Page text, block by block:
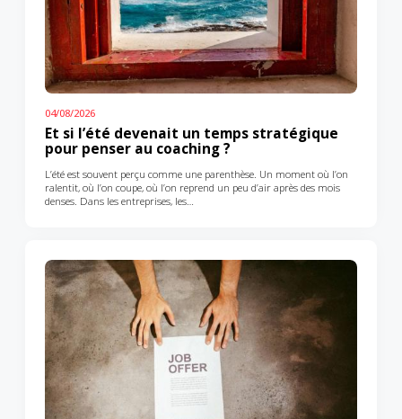
04/08/2026
Et si l’été devenait un temps stratégique
pour penser au coaching ?
L’été est souvent perçu comme une parenthèse. Un moment où l’on
ralentit, où l’on coupe, où l’on reprend un peu d’air après des mois
denses. Dans les entreprises, les…